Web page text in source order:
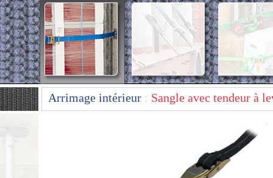
Arrimage intérieur: Sangle avec tendeur à